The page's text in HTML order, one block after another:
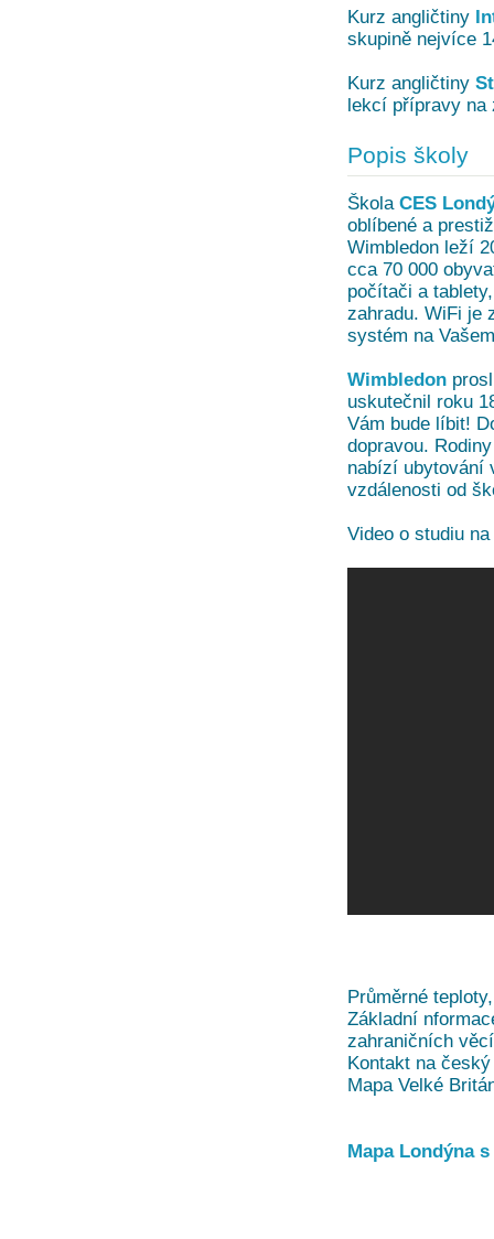
Kurz angličtiny
skupině nejvíce
Kurz angličtiny
lekcí přípravy na
Popis školy
Škola CES
oblíbené a
Wimbledon leží
cca 70 000
počítači a
zahradu. WiFi je
systém na
Wimbledon
uskutečnil roku
Vám bude líbit!
dopravou.
nabízí ubytování
vzdálenosti od
Video o studiu
Průměrné
Základní
zahraničních
Kontakt na
Mapa Velké
Mapa Londýna